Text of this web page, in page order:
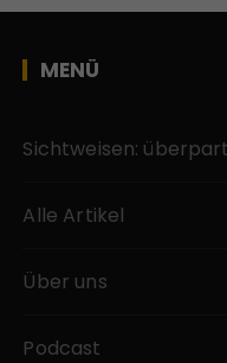
MENÜ
Sichtweisen:
Alle Artikel
Über uns
Podcast